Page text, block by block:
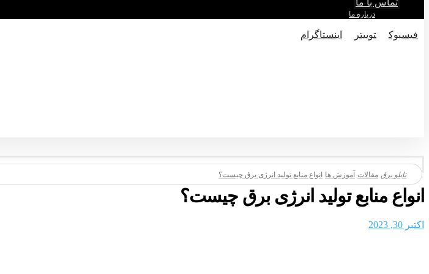
تماس با ما
درباره ما
فيسبوک توییتر اینستاگرام
مقالات آموزش ها انواع منابع تولید انرژی برق چیست؟
انواع منابع تولید انرژی برق چیست؟
اکتبر 30, 2023